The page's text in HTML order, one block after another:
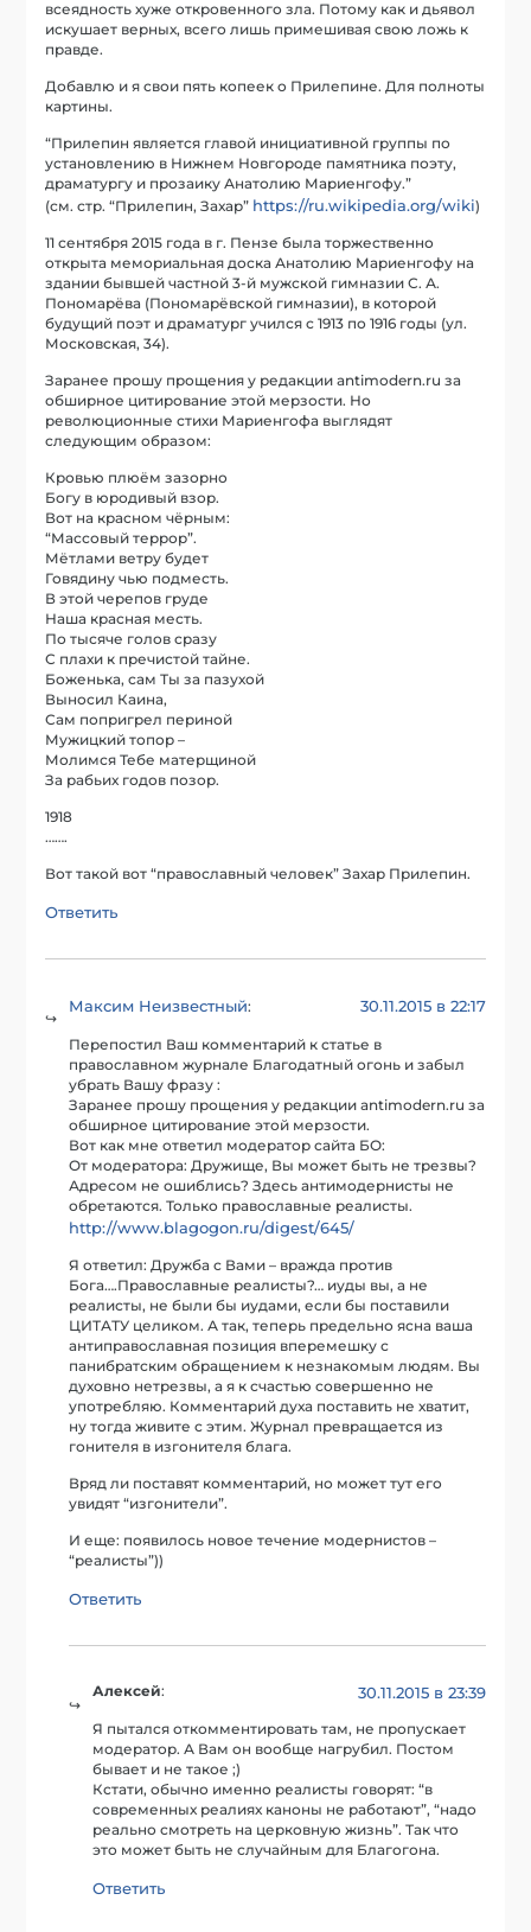
всеядность хуже откровенного зла. Потому как и дьявол
искушает верных, всего лишь примешивая свою ложь к
правде.
Добавлю и я свои пять копеек о Прилепине. Для полноты
картины.
“Прилепин является главой инициативной группы по
установлению в Нижнем Новгороде памятника поэту,
драматургу и прозаику Анатолию Мариенгофу.”
(см. стр. “Прилепин, Захар” https://ru.wikipedia.org/wiki)
11 сентября 2015 года в г. Пензе была торжественно
открыта мемориальная доска Анатолию Мариенгофу на
здании бывшей частной 3-й мужской гимназии С. А.
Пономарёва (Пономарёвской гимназии), в которой
будущий поэт и драматург учился с 1913 по 1916 годы (ул.
Московская, 34).
Заранее прошу прощения у редакции antimodern.ru за
обширное цитирование этой мерзости. Но
революционные стихи Мариенгофа выглядят
следующим образом:
Кровью плюём зазорно
Богу в юродивый взор.
Вот на красном чёрным:
“Массовый террор”.
Мётлами ветру будет
Говядину чью подместь.
В этой черепов груде
Наша красная месть.
По тысяче голов сразу
С плахи к пречистой тайне.
Боженька, сам Ты за пазухой
Выносил Каина,
Сам попригрел периной
Мужицкий топор –
Молимся Тебе матерщиной
За рабьих годов позор.
1918
…….
Вот такой вот “православный человек” Захар Прилепин.
Ответить
Максим Неизвестный: 30.11.2015 в 22:17
Перепостил Ваш комментарий к статье в
православном журнале Благодатный огонь и забыл
убрать Вашу фразу :
Заранее прошу прощения у редакции antimodern.ru за
обширное цитирование этой мерзости.
Вот как мне ответил модератор сайта БО:
От модератора: Дружище, Вы может быть не трезвы?
Адресом не ошиблись? Здесь антимодернисты не
обретаются. Только православные реалисты.
http://www.blagogon.ru/digest/645/
Я ответил: Дружба с Вами – вражда против
Бога….Православные реалисты?… иуды вы, а не
реалисты, не были бы иудами, если бы поставили
ЦИТАТУ целиком. А так, теперь предельно ясна ваша
антиправославная позиция вперемешку с
панибратским обращением к незнакомым людям. Вы
духовно нетрезвы, а я к счастью совершенно не
употребляю. Комментарий духа поставить не хватит,
ну тогда живите с этим. Журнал превращается из
гонителя в изгонителя блага.
Вряд ли поставят комментарий, но может тут его
увидят “изгонители”.
И еще: появилось новое течение модернистов –
“реалисты”))
Ответить
Алексей: 30.11.2015 в 23:39
Я пытался откомментировать там, не пропускает
модератор. А Вам он вообще нагрубил. Постом
бывает и не такое ;)
Кстати, обычно именно реалисты говорят: “в
современных реалиях каноны не работают”, “надо
реально смотреть на церковную жизнь”. Так что
это может быть не случайным для Благогона.
Ответить